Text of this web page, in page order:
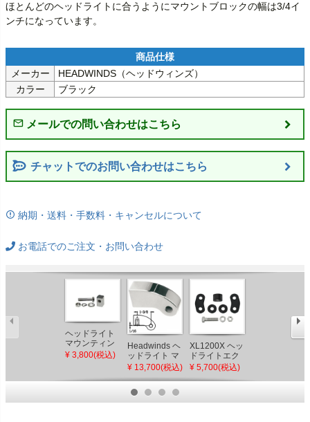
ほとんどのヘッドライトに合うようにマウントブロックの幅は3/4イ
ンチになっています。
メーカー
HEADWINDS（ヘッドウィンズ）
カラー
ブラック
チャットでのお問い合わせはこちら
納期・送料・手数料・キャンセルについて
お電話でのご注文・お問い合わせ
ヘッドライト
マウンティン
グ ブロック
¥ 3,800(税込)
Headwinds ヘ
ッドライト マ
ウンティング
¥ 13,700(税込)
XL1200X ヘッ
ドライトエク
ステンション
Memphis
¥ 5,700(税込)
ル、ツアラー